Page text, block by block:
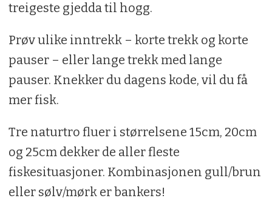
treigeste gjedda til hogg.
Prøv ulike inntrekk – korte trekk og korte
pauser – eller lange trekk med lange
pauser. Knekker du dagens kode, vil du få
mer fisk.
Tre naturtro fluer i størrelsene 15cm, 20cm
og 25cm dekker de aller fleste
fiskesituasjoner. Kombinasjonen gull/brun
eller sølv/mørk er bankers!